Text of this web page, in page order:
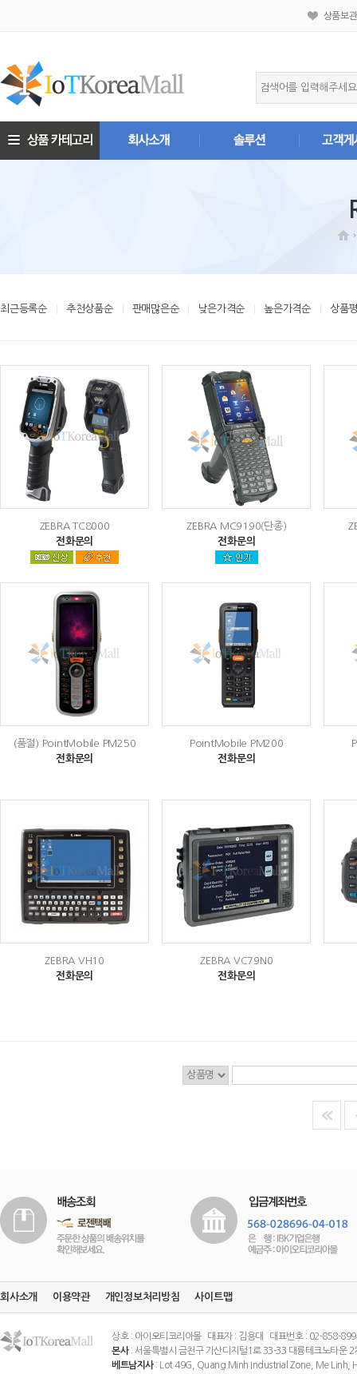
상품보
최근등록순 추천상품순 판매많은순 낮은가격순 높은가격순 상품
ZEBRA TC8000
전화문의
ZEBRA MC9190(단종)
전화문의
(품절) PointMobile PM250
전화문의
PointMobile PM200
전화문의
ZEBRA VH10
전화문의
ZEBRA VC79N0
전화문의
회사소개 이용약관 개인정보처리방침 사이트맵
상호 : 아이오티코리아몰 대표자 : 김용대 대표번호 : 02-858-
본사: 서울특별시 금천구 가산디지털1로 33-33 대륭테크노타운
베트남지사: Lot 49G, Quang Minh Industrial Zone, Me Linh,